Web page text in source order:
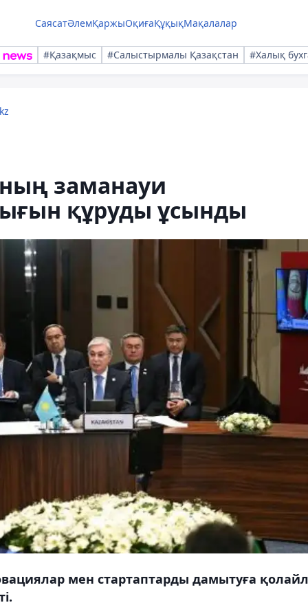
СаясатӘлемҚаржыОқиғаҚұқықМақалалар
#Қазақмыс #Салыстырмалы Қазақстан #Халық
заманауи
құруды ұсынды
мен стартаптарды дамытуға